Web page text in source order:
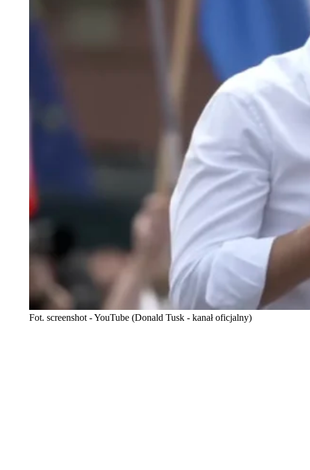
Fot. screenshot - YouTube (Donald Tusk - kanał oficjalny)